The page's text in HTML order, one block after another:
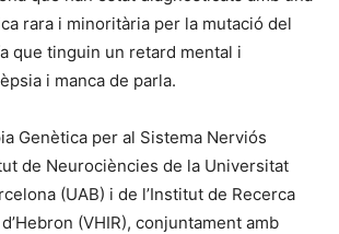
rara i minoritària per la mutació del
que tinguin un retard mental i
i manca de parla.
Genètica per al Sistema Nerviós
de Neurociències de la Universitat
(UAB) i de l’Institut de Recerca
(VHIR), conjuntament amb